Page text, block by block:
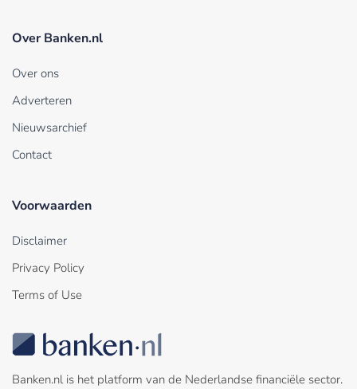
Over Banken.nl
Over ons
Adverteren
Nieuwsarchief
Contact
Voorwaarden
Disclaimer
Privacy Policy
Terms of Use
Banken.nl is het platform van de Nederlandse financiële sector.